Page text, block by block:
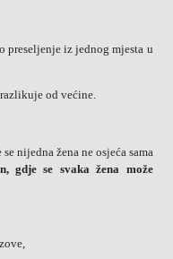
preseljenje iz jednog mjesta u
od većine.
nijedna žena ne osjeća sama
gdje se svaka žena može